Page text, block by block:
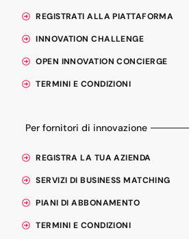
REGISTRATI ALLA PIATTAFORMA
INNOVATION CHALLENGE
OPEN INNOVATION CONCIERGE
TERMINI E CONDIZIONI
Per fornitori di innovazione
REGISTRA LA TUA AZIENDA
SERVIZI DI BUSINESS MATCHING
PIANI DI ABBONAMENTO
TERMINI E CONDIZIONI